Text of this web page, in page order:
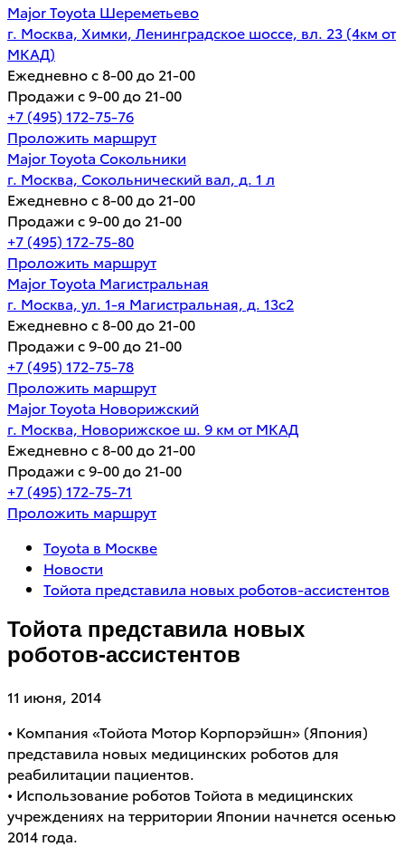
Major Toyota Шереметьево
г. Москва, Химки, Ленинградское шоссе, вл. 23 (4км от
МКАД)
Ежедневно с 8-00 до 21-00
Продажи с 9-00 до 21-00
+7 (495) 172-75-76
Проложить маршрут
Major Toyota Сокольники
г. Москва, Сокольнический вал, д. 1 л
Ежедневно с 8-00 до 21-00
Продажи с 9-00 до 21-00
+7 (495) 172-75-80
Проложить маршрут
Major Toyota Магистральная
г. Москва, ул. 1-я Магистральная, д. 13с2
Ежедневно с 8-00 до 21-00
Продажи с 9-00 до 21-00
+7 (495) 172-75-78
Проложить маршрут
Major Toyota Новорижский
г. Москва, Новорижское ш. 9 км от МКАД
Ежедневно с 8-00 до 21-00
Продажи с 9-00 до 21-00
+7 (495) 172-75-71
Проложить маршрут
Toyota в Москве
Новости
Тойота представила новых роботов-ассистентов
Тойота представила новых
роботов-ассистентов
11 июня, 2014
• Компания «Тойота Мотор Корпорэйшн» (Япония)
представила новых медицинских роботов для
реабилитации пациентов.
• Использование роботов Тойота в медицинских
учреждениях на территории Японии начнется осенью
2014 года.